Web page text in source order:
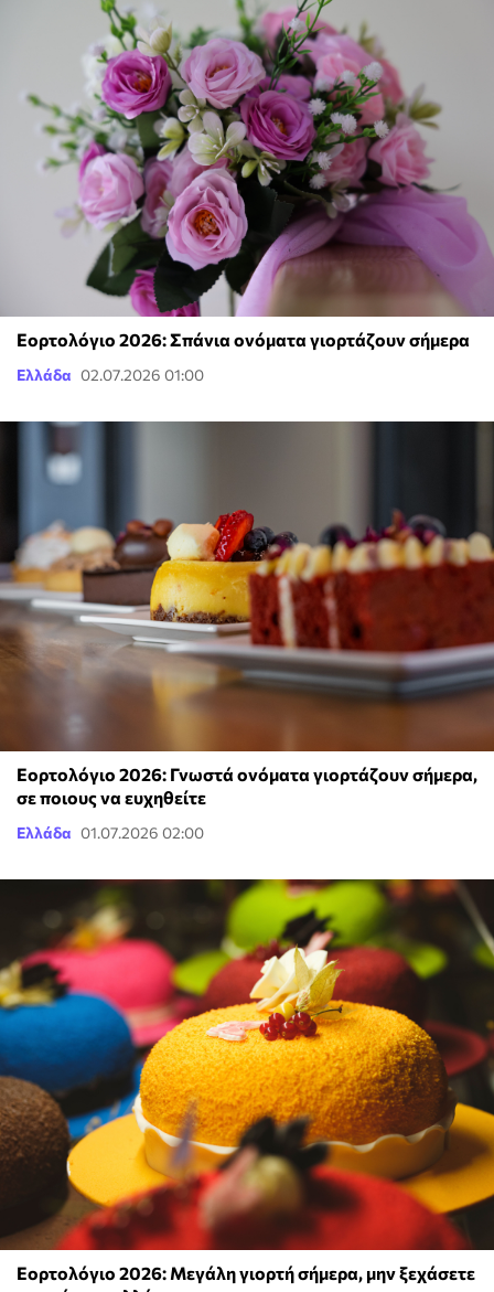
Εορτολόγιο 2026: Σπάνια ονόματα γιορτάζουν σήμερα
Ελλάδα 02.07.2026 01:00
Εορτολόγιο 2026: Γνωστά ονόματα γιορτάζουν σήμερα,
σε ποιους να ευχηθείτε
Ελλάδα 01.07.2026 02:00
Εορτολόγιο 2026: Μεγάλη γιορτή σήμερα, μην ξεχάσετε